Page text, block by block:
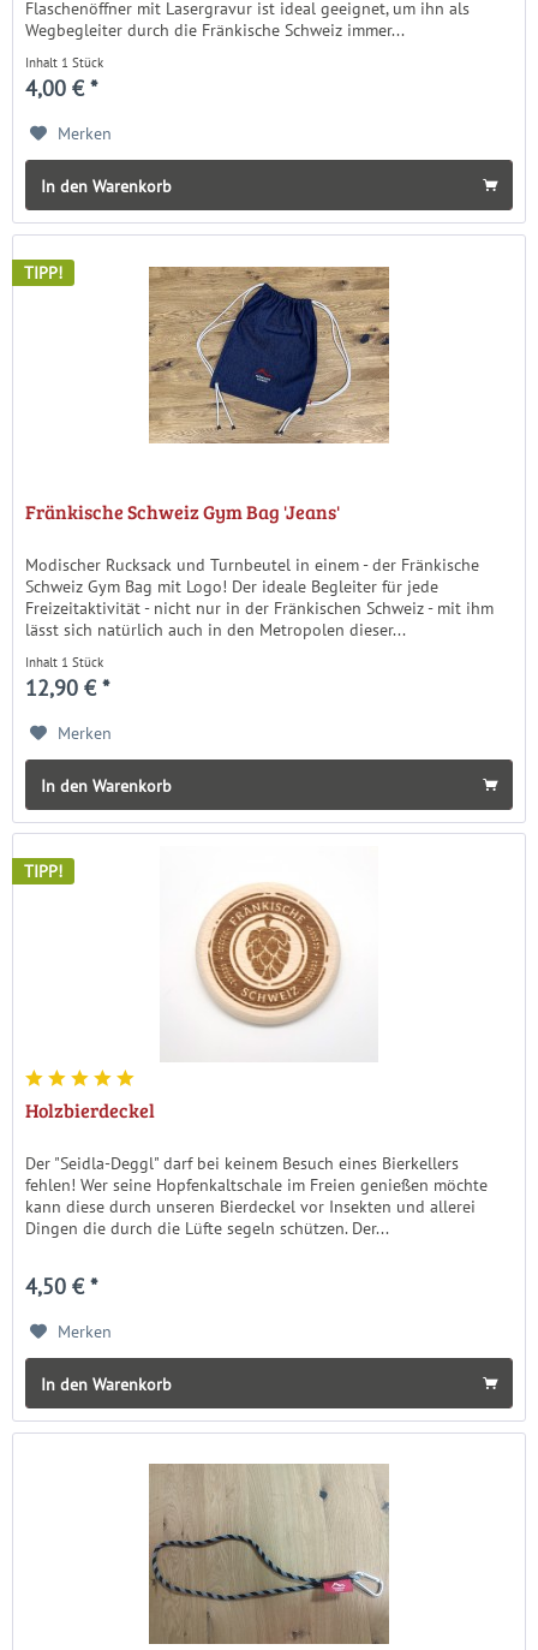
Flaschenöffner mit Lasergravur ist ideal geeignet, um ihn als
Wegbegleiter durch die Fränkische Schweiz immer...
Inhalt 1 Stück
4,00 € *
Merken
In den Warenkorb
TIPP!
Fränkische Schweiz Gym Bag 'Jeans'
Modischer Rucksack und Turnbeutel in einem - der Fränkische
Schweiz Gym Bag mit Logo! Der ideale Begleiter für jede
Freizeitaktivität - nicht nur in der Fränkischen Schweiz - mit ihm
lässt sich natürlich auch in den Metropolen dieser...
Inhalt 1 Stück
12,90 € *
Merken
In den Warenkorb
TIPP!
Holzbierdeckel
Der "Seidla-Deggl" darf bei keinem Besuch eines Bierkellers
fehlen! Wer seine Hopfenkaltschale im Freien genießen möchte
kann diese durch unseren Bierdeckel vor Insekten und allerei
Dingen die durch die Lüfte segeln schützen. Der...
4,50 € *
Merken
In den Warenkorb